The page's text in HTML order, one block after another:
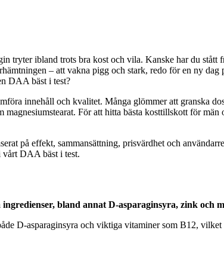
tryter ibland trots bra kost och vila. Kanske har du
– att vakna pigg och stark, redo för en ny
DAA bäst i test?
innehåll och kvalitet. Många glömmer att granska
magnesiumstearat. För att hitta bästa kosttillskott för
på effekt, sammansättning, prisvärdhet och
vårt DAA bäst i test.
bland annat D-asparaginsyra, zink och
D-asparaginsyra och viktiga vitaminer som B12,